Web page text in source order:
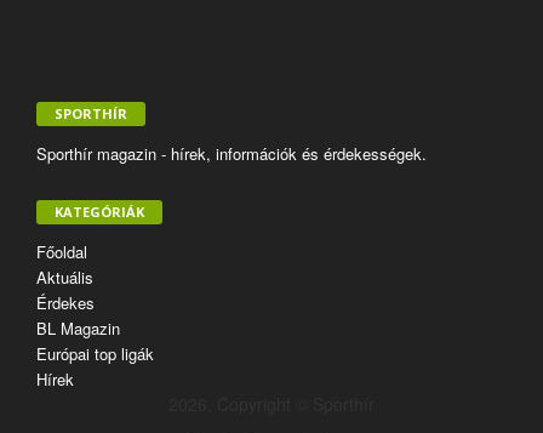
SPORTHÍR
Sporthír magazin - hírek, információk és érdekességek.
KATEGÓRIÁK
Főoldal
Aktuális
Érdekes
BL Magazin
Európai top ligák
Hírek